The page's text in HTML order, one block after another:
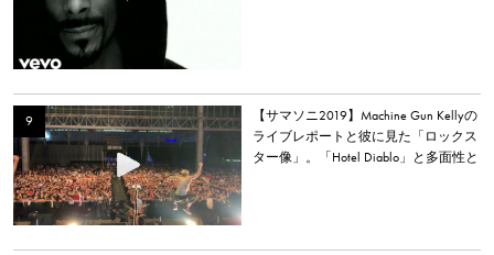
【サマソニ2019】Machine Gun Kellyの
ライブレポートと彼に見た「ロックス
ター像」。「Hotel Diablo」と多面性と